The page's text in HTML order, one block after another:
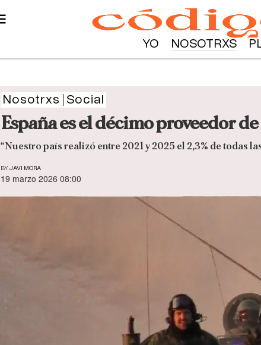
YO NOSOTRXS
Nosotrxs Social
España es el décimo proveedor
“Nuestro país realizó entre 2021 y 2025 el 2,3% de todas
BY JAVI MORA
19 marzo 2026 08:00